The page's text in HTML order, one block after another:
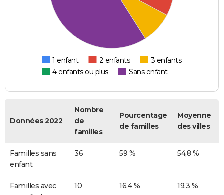
1 enfant 2 enfants
3 enfants
4 enfants ou plus
Sans enfant
Données 2022
Nombre
de
familles
Pourcentage
de familles
Moyenne
des villes
Familles sans
enfant
36 59 % 54,8 %
Familles avec
10 16.4 % 19,3 %